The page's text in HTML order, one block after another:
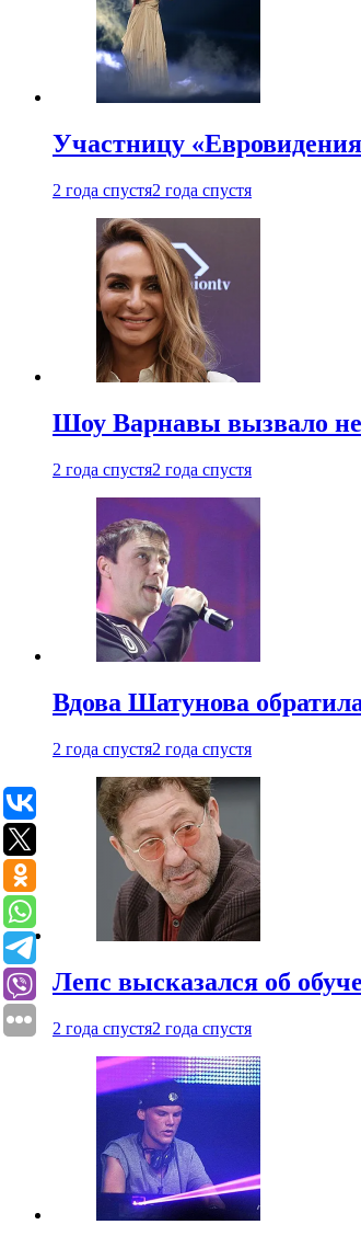
Участницу
2 года спустя2 года спустя
Шоу Варнавы вызвало
2 года спустя2 года спустя
Вдова Шатунова
2 года спустя2 года спустя
Лепс высказался об
2 года спустя2 года спустя